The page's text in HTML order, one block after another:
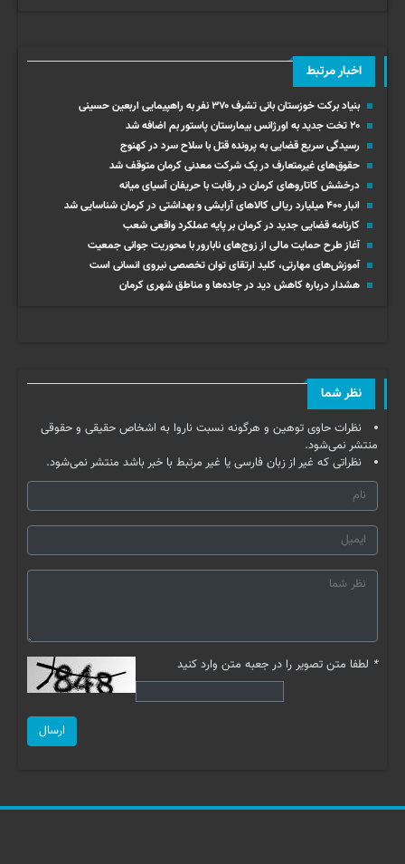
اخبار مرتبط
بنیاد برکت خوزستان بانی تشرف ۳۷۰ نفر به راهپیمایی اربعین حسینی
۲۰ تخت جدید به اورژانس بیمارستان پاستور بم اضافه شد
رسیدگی سریع قضایی به پرونده قتل با سلاح سرد در کهنوج
حقوق‌های غیرمتعارف در یک شرکت معدنی کرمان متوقف شد
درخشش کاتاروهای کرمان در رقابت با حریفان آسیای میانه
انبار ۴۰۰ میلیارد ریالی کالاهای آرایشی و بهداشتی در کرمان شناسایی شد
کارنامه قضایی جدید در کرمان بر پایه عملکرد واقعی شعب
آغاز طرح حمایت مالی از زوج‌های نابارور با محوریت جوانی جمعیت
آموزش‌های مهارتی، کلید ارتقای توان تخصصی نیروی انسانی است
هشدار درباره کاهش دید در جاده‌ها و مناطق شهری کرمان
نظر شما
نظرات حاوی توهین و هرگونه نسبت ناروا به اشخاص حقیقی و حقوقی
منتشر نمی‌شود.
نظراتی که غیر از زبان فارسی یا غیر مرتبط با خبر باشد منتشر نمی‌شود.
* لطفا متن تصویر را در جعبه متن وارد کنید
ارسال